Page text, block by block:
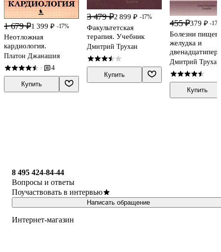
1 679 ₽1 399 ₽ -17%
Неотложная
кардиология.
Платон Джанашия
· 4
Купить
3 479 ₽2 899 ₽ -17%
Факультетская
терапия. Учебник
Дмитрий Трухан
Купить
455 ₽379 ₽ -
Болезни
желудка и
кишки.
диагностика и
лечение:
пособие
Дмитрий Трухан
Купить
8 495 424-84-44
Вопросы и ответы
Поучаствовать в интервью
Написать обращение
Интернет-магазин